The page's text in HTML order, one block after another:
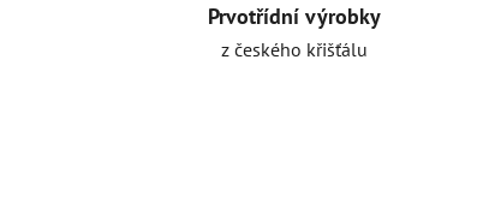
Prvotřídní výrobky
z českého křišťálu